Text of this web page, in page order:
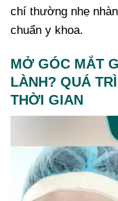
chí thường nhẹ
chuẩn y khoa.
MỞ GÓC MẮT
LÀNH? QUÁ
THỜI GIAN